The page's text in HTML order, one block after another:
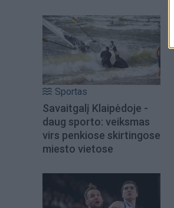
Sportas
Savaitgalį Klaipėdoje -
daug sporto: veiksmas
virs penkiose skirtingose
miesto vietose